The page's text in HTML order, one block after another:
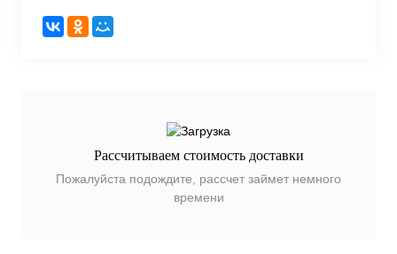
Рассчитываем стоимость доставки
Пожалуйста подождите, рассчет займет немного
времени